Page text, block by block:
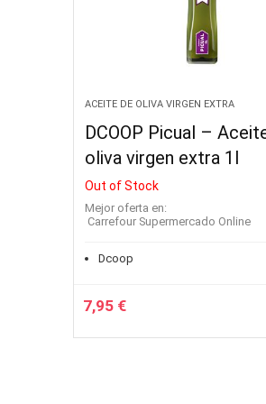
ACEITE DE OLIVA VIRGEN EXTRA
DCOOP Picual –
oliva virgen extra 1l
Out of Stock
Mejor oferta en:
Carrefour Supermercado Online
Dcoop
7,95 €